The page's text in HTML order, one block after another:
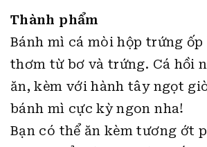
Thành phẩm
Bánh mì cá mòi hộp trứng